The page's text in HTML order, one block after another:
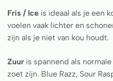
Fris / Ice is ideaal als je een
voelen vaak lichter en
zijn als je niet van kou houdt.
Zuur is spannend als
zoet zijn. Blue Razz, Sour